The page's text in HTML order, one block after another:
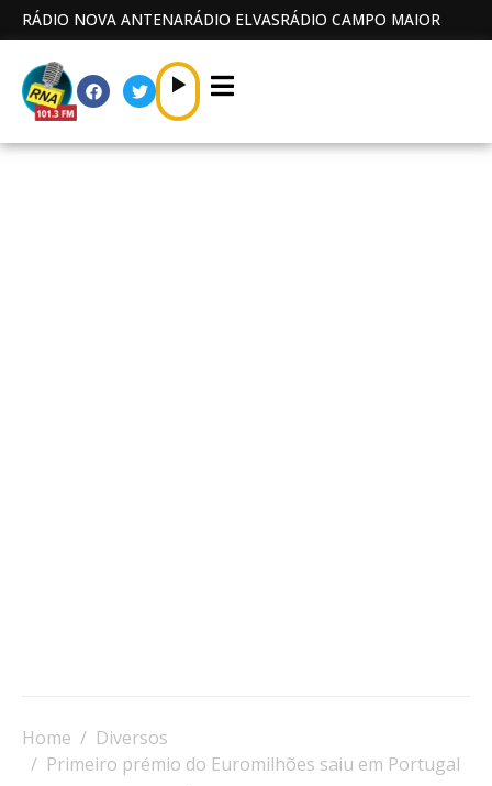
RÁDIO NOVA ANTENARÁDIO ELVASRÁDIO CAMPO MAIOR
Home
Diversos
Primeiro prémio do Euromilhões saiu em Portugal